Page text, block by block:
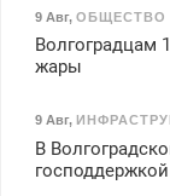
9 Авг, ОБЩЕСТВО
Волгоградцам
жары
9 Авг,
В
господдержкой